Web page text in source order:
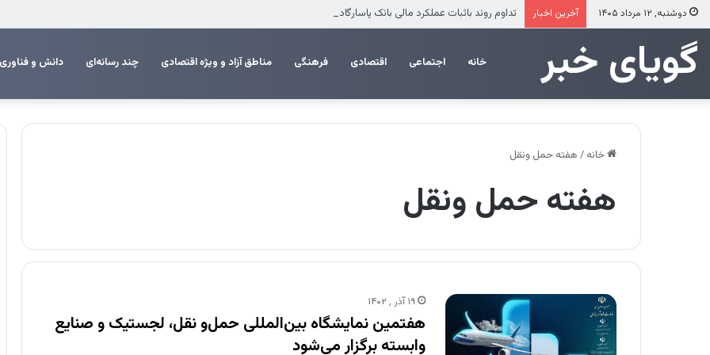
دوشنبه, ۱۲ مرداد ۱۴۰۵ آخرین اخبار تداوم روند باثبات عملکرد مالی بانک پاسارگاد در سال ۱۴۰۵
‌‌‌گویای خبر خانه اجتماعی اقتصادی فرهنگی مناطق آزاد و ویژه اقتصادی چند رسانه‌ای دانش و فناوری
خانه / هفته حمل ونقل
هفته حمل ونقل
۱۹ آذر , ۱۴۰۲
هفتمین نمایشگاه بین‌المللی حمل‌و نقل، لجستیک و صنایع
وابسته برگزار می‌شود